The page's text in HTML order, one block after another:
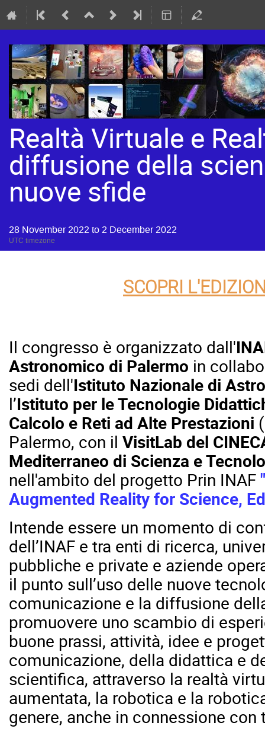
Realtà Virtuale e
diffusione della
nuove sfide
28 November 2022 to 2 December 2022
UTC timezone
SCOPRI
Il congresso è organizzato dall'
Astronomico di Palermo in
sedi dell'Istituto Nazionale di
l’Istituto per le Tecnologie
Calcolo e Reti ad Alte Prestazioni
Palermo, con il VisitLab del
Mediterraneo di Scienza e
nell'ambito del progetto Prin INAF"
Augmented Reality for Science,
Intende essere un momento di
dell’INAF e tra enti di ricerca,
pubbliche e private e aziende
il punto sull’uso delle nuove
comunicazione e la diffusione
promuovere uno scambio di
buone prassi, attività, idee e
comunicazione, della didattica e
scientifica, attraverso la realtà
aumentata, la robotica e la
genere, anche in connessione